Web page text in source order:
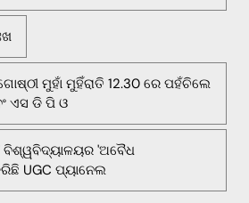
ମୁହାଁ ମୁହିଁରାତି 12.30 ରେ ପହଁଚିଲେ
ଏସ ଡି ପି ଓ
ବିଶ୍ୱବିଦ୍ୟାଳୟର 'ଅବୈଧ
UGC ପ୍ୟାନେଲ